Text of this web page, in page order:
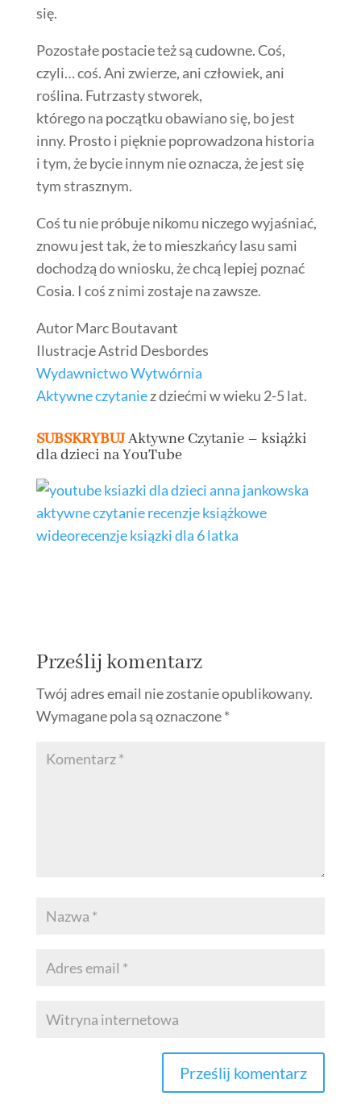
się.
Pozostałe postacie też są cudowne. Coś,
czyli… coś. Ani zwierze, ani człowiek, ani
roślina. Futrzasty stworek,
którego na początku obawiano się, bo jest
inny. Prosto i pięknie poprowadzona historia
i tym, że bycie innym nie oznacza, że jest się
tym strasznym.
Coś tu nie próbuje nikomu niczego wyjaśniać,
znowu jest tak, że to mieszkańcy lasu sami
dochodzą do wniosku, że chcą lepiej poznać
Cosia. I coś z nimi zostaje na zawsze.
Autor Marc Boutavant
Ilustracje Astrid Desbordes
Wydawnictwo Wytwórnia
Aktywne czytaniez dziećmi w wieku 2-5 lat.
SUBSKRYBUJAktywne Czytanie – książki
dla dzieci na YouTube
Prześlij komentarz
Twój adres email nie zostanie opublikowany.
Wymagane pola są oznaczone*